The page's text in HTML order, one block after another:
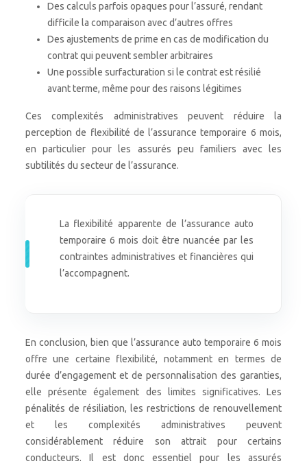
Des calculs parfois opaques pour l’assuré, rendant
difficile la comparaison avec d’autres offres
Des ajustements de prime en cas de modification du
contrat qui peuvent sembler arbitraires
Une possible surfacturation si le contrat est résilié
avant terme, même pour des raisons légitimes
Ces complexités administratives peuvent réduire la
perception de flexibilité de l’assurance temporaire 6 mois,
en particulier pour les assurés peu familiers avec les
subtilités du secteur de l’assurance.
La flexibilité apparente de l’assurance auto
temporaire 6 mois doit être nuancée par les
contraintes administratives et financières qui
l’accompagnent.
En conclusion, bien que l’assurance auto temporaire 6 mois
offre une certaine flexibilité, notamment en termes de
durée d’engagement et de personnalisation des garanties,
elle présente également des limites significatives. Les
pénalités de résiliation, les restrictions de renouvellement
et les complexités administratives peuvent
considérablement réduire son attrait pour certains
conducteurs. Il est donc essentiel pour les assurés